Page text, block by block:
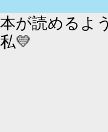
本が読めるよ
私💛